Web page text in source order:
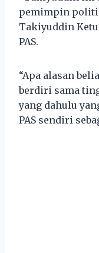
pemimpin
Takiyuddin
PAS.
“Apa alasan
berdiri sama
yang dahulu
PAS sendiri